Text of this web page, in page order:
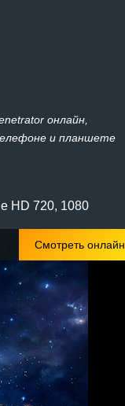
онлайн,
и планшете
HD 720, 1080
Смотреть онлайн